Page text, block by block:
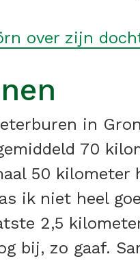
over zijn
in
70
50
ik niet heel
2,5
bij, zo gaaf.